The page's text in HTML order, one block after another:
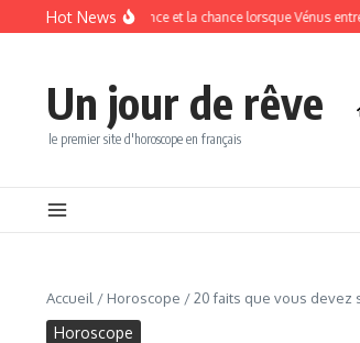
Aller au contenu
Hot News
l’abondance et la chance lorsque Vénus entre en
Un jour de rêve
le premier site d'horoscope en français
Accueil / Horoscope /20 faits que vous devez
Horoscope